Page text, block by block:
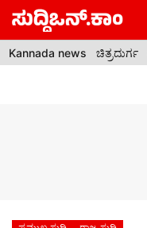
Skip
content
Kannada news ಚಿತ್ರದುರ್ಗ